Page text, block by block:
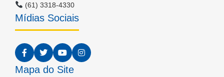
(61) 3318-4330
Mídias Sociais
Mapa do Site